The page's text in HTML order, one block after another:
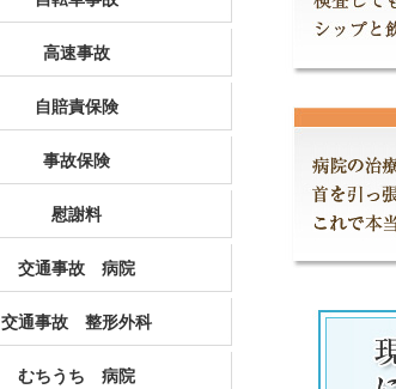
高速事故
自賠責保険
事故保険
慰謝料
交通事故 病院
交通事故 整形外科
むちうち 病院